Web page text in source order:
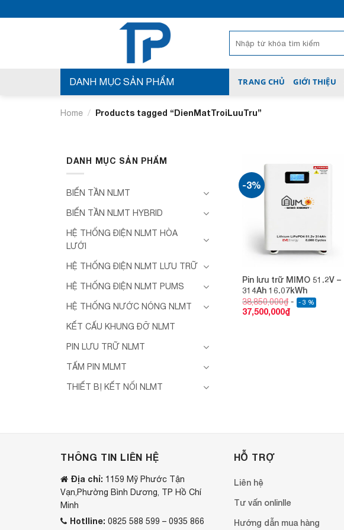
qua
for:
DANH MỤC SẢN PHẨM TRANG CHỦ GIỚI THIỆU
Home / Products tagged “DienMatTroiLuuTru”
DANH MỤC SẢN PHẨM
BIẾN TẦN NLMT
BIẾN TẦN NLMT HYBRID
HỆ THỐNG ĐIỆN NLMT HÒA
LƯỚI
HỆ THỐNG ĐIỆN NLMT LƯU TRỮ
HỆ THỐNG ĐIỆN NLMT PUMS
HỆ THỐNG NƯỚC NÓNG NLMT
KẾT CẤU KHUNG ĐỠ NLMT
PIN LƯU TRỮ NLMT
TẤM PIN MLMT
THIẾT BỊ KẾT NỐI NLMT
-3%
Pin lưu trữ MIMO 51.2V –
314Ah 16.07kWh
38,850,000₫ - 3 %
37,500,000₫
THÔNG TIN LIÊN HỆ
Địa chỉ: 1159 Mỹ Phước Tận
Vạn,Phường Bình Dương, TP Hồ Chí
Minh
Hotlline: 0825 588 599 – 0935 866
HỖ TRỢ
Liên hệ
Tư vấn onlinlle
Hướng dẫn mua hàng